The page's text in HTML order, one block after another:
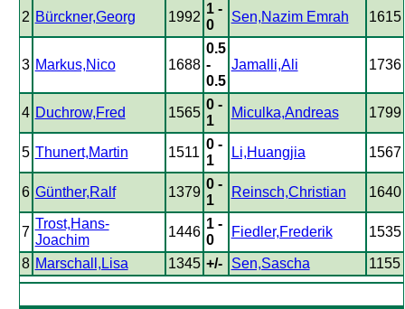
2 Bürckner,Georg 1992
1 -
0
Sen,Nazim Emrah 1615
3 Markus,Nico 1688
0.5
-
0.5
Jamalli,Ali 1736
4 Duchrow,Fred 1565
0 -
1
Miculka,Andreas 1799
5 Thunert,Martin 1511
0 -
1
Li,Huangjia 1567
6 Günther,Ralf 1379
0 -
1
Reinsch,Christian 1640
7
Trost,Hans-
Joachim
1446
1 -
0
Fiedler,Frederik 1535
8 Marschall,Lisa 1345 +/- Sen,Sascha 1155